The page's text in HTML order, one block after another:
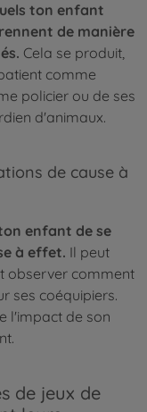
ton enfant
de manière
Cela se produit,
comme
policier ou de ses
d'animaux.
de cause à
enfant de se
à effet. Il peut
observer comment
ses coéquipiers.
l'impact de son
de jeux de